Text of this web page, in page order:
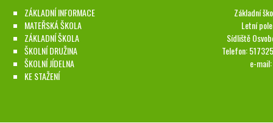
ZÁKLADNÍ INFORMACE
MATEŘSKÁ ŠKOLA
ZÁKLADNÍ ŠKOLA
ŠKOLNÍ DRUŽINA
ŠKOLNÍ JÍDELNA
KE STAŽENÍ
Základní
Letní
Sídliště
Telefon:
e-mail: